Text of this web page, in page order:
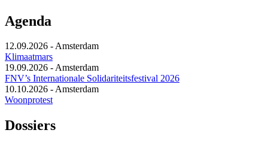
Agenda
12.09.2026 -Amsterdam
Klimaatmars
19.09.2026 -Amsterdam
FNV’s Internationale Solidariteitsfestival 2026
10.10.2026 -Amsterdam
Woonprotest
Dossiers